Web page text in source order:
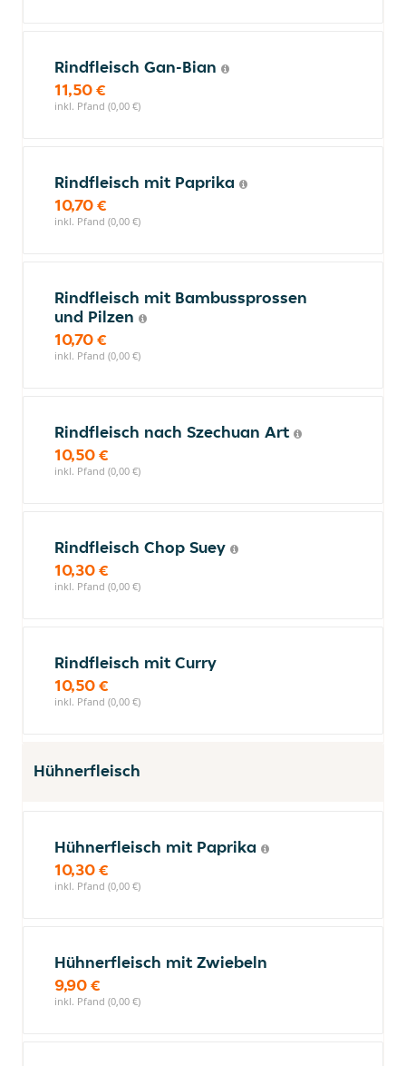
Rindfleisch Gan-Bian
11,50 €
inkl. Pfand (0,00 €)
Rindfleisch mit Paprika
10,70 €
inkl. Pfand (0,00 €)
Rindfleisch mit Bambussprossen
und Pilzen
10,70 €
inkl. Pfand (0,00 €)
Rindfleisch nach Szechuan Art
10,50 €
inkl. Pfand (0,00 €)
Rindfleisch Chop Suey
10,30 €
inkl. Pfand (0,00 €)
Rindfleisch mit Curry
10,50 €
inkl. Pfand (0,00 €)
Hühnerfleisch
Hühnerfleisch mit Paprika
10,30 €
inkl. Pfand (0,00 €)
Hühnerfleisch mit Zwiebeln
9,90 €
inkl. Pfand (0,00 €)